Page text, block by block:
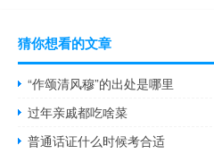
猜你想看的文章
“作颂清风穆”的出处是哪里
过年亲戚都吃啥菜
普通话证什么时候考合适